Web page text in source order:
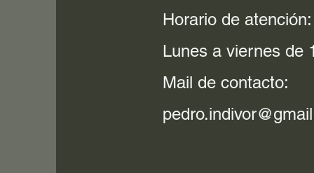
Horario de atención:
Lunes a viernes de
Mail de contacto: